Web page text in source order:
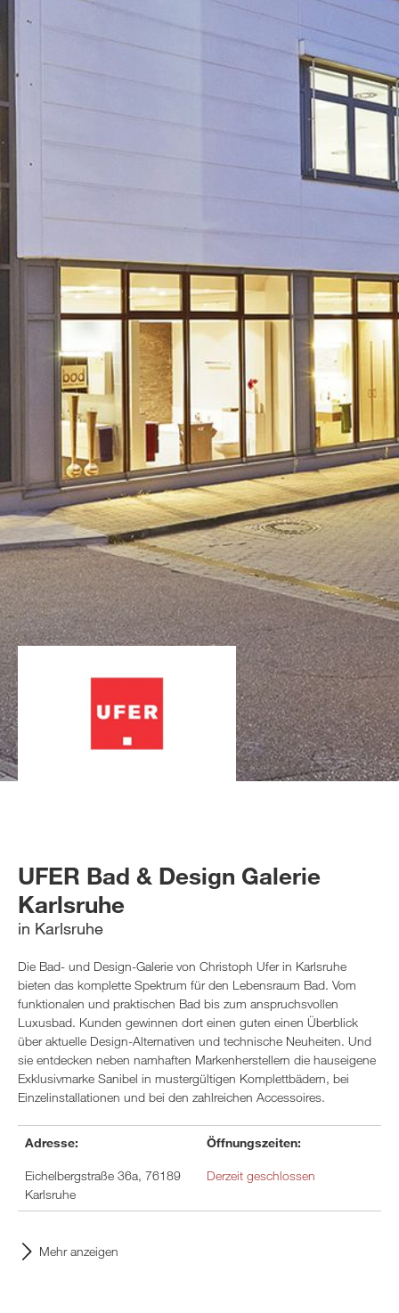
UFER Bad & Design Galerie
Karlsruhe
in Karlsruhe
Die Bad- und Design-Galerie von Christoph Ufer in Karlsruhe
bieten das komplette Spektrum für den Lebensraum Bad. Vom
funktionalen und praktischen Bad bis zum anspruchsvollen
Luxusbad. Kunden gewinnen dort einen guten einen Überblick
über aktuelle Design-Alternativen und technische Neuheiten. Und
sie entdecken neben namhaften Markenherstellern die hauseigene
Exklusivmarke Sanibel in mustergültigen Komplettbädern, bei
Einzelinstallationen und bei den zahlreichen Accessoires.
Adresse: Öffnungszeiten:
Eichelbergstraße 36a, 76189
Karlsruhe
Derzeit geschlossen
Mehr anzeigen